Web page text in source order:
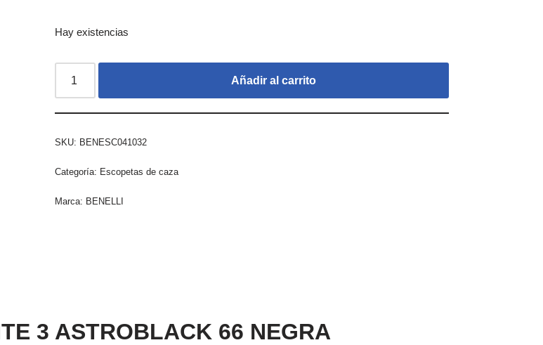
Hay existencias
Añadir al carrito
SKU: BENESC041032
Categoría: Escopetas de caza
Marca: BENELLI
3 ASTROBLACK 66 NEGRA